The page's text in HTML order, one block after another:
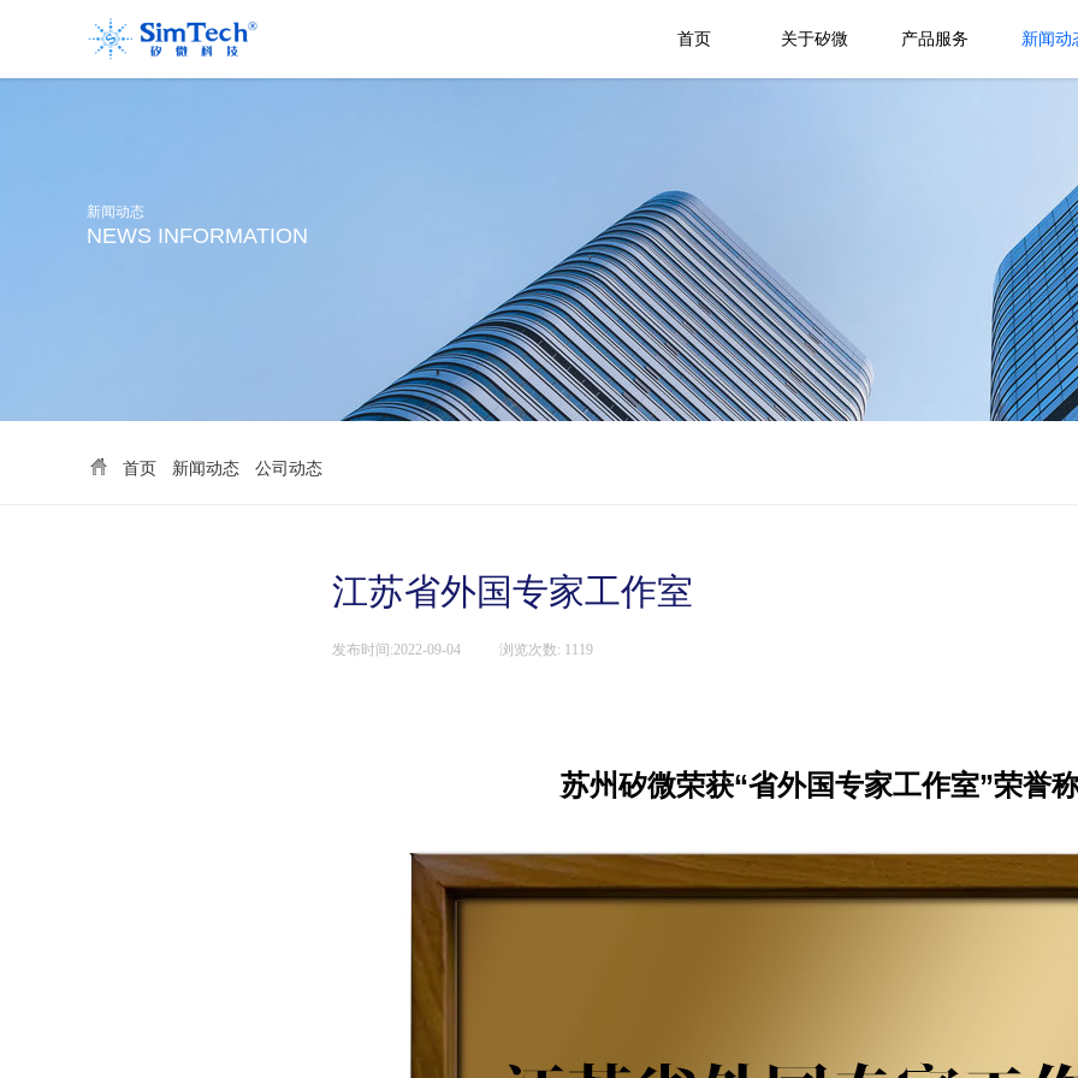
新闻动态
NEWS INFORMATION
首页 新闻动态 公司动态
江苏省外国专家工作室
发布时间:2022-09-04 浏览次数: 1119
苏州矽微荣获“省外国专家工作室”荣誉
首页 关于矽微 产品服务 新闻动